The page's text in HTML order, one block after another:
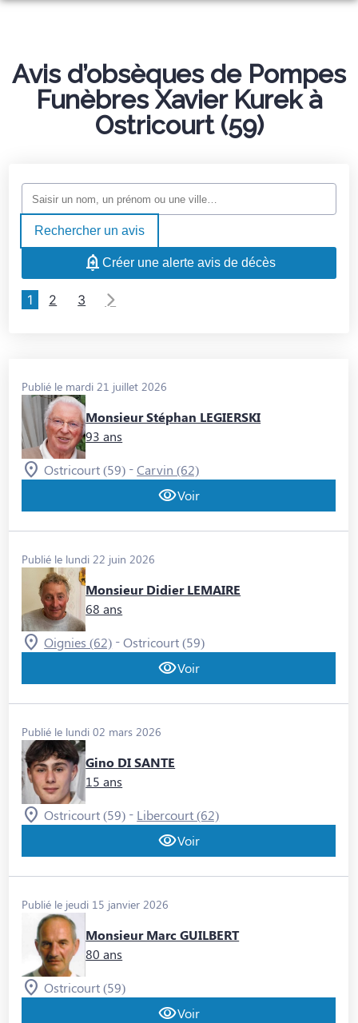
MONUMENTS FUNÉRAIRES
NOS AGENCES
HÉNIN-BEAUMONT
OSTRICOURT
MARBRERIE LAURENT
ESPACES HOMMAGES
Avis d’obsèques de Pompes
Funèbres Xavier Kurek à
Ostricourt (59)
Rechercher un avis
Créer une alerte avis de décès
1 2 3
Publié le mardi 21 juillet 2026
Monsieur Stéphan LEGIERSKI
93 ans
Ostricourt (59) -Carvin (62)
Voir
Publié le lundi 22 juin 2026
Monsieur Didier LEMAIRE
68 ans
Oignies (62) -Ostricourt (59)
Voir
Publié le lundi 02 mars 2026
Gino DI SANTE
15 ans
Ostricourt (59) - Libercourt (62)
Voir
Publié le jeudi 15 janvier 2026
Monsieur Marc GUILBERT
80 ans
Ostricourt (59)
Voir